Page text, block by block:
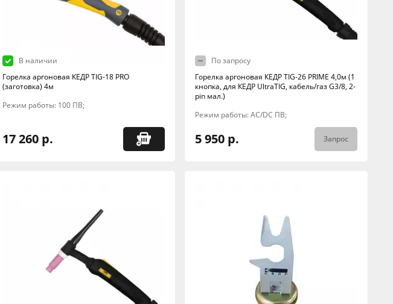
В наличии
Горелка аргоновая КЕДР TIG-18 PRO
(заготовка) 4м
Режим работы: 100 ПВ;
17 260 р.
По запросу
Горелка аргоновая КЕДР TIG-26 PRIME 4,0м (1
кнопка, для КЕДР UltraTIG, кабель/газ G3/8, 2-
pin мал.)
Режим работы: AC/DC ПВ;
5 950 р. Запрос